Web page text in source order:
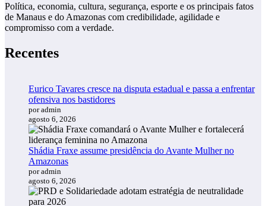
Política, economia, cultura, segurança, esporte e os principais fatos
de Manaus e do Amazonas com credibilidade, agilidade e
compromisso com a verdade.
Recentes
Eurico Tavares cresce na disputa estadual e passa a enfrentar
ofensiva nos bastidores
por admin
agosto 6, 2026
Shádia Fraxe assume presidência do Avante Mulher no
Amazonas
por admin
agosto 6, 2026